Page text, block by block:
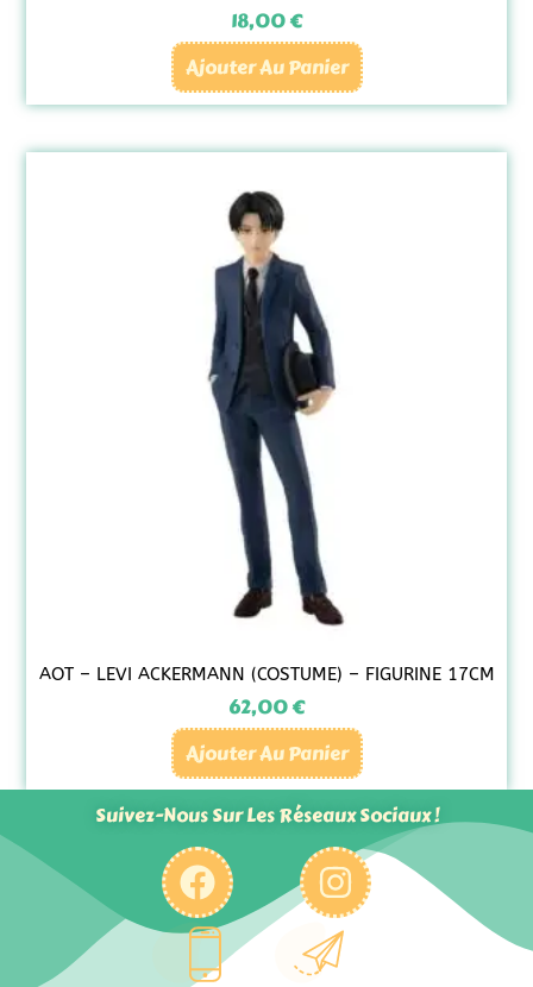
18,00€
Ajouter Au Panier
AOT – LEVI ACKERMANN (COSTUME) – FIGURINE 17CM
62,00€
Ajouter Au Panier
Suivez-Nous Sur Les Réseaux Sociaux !